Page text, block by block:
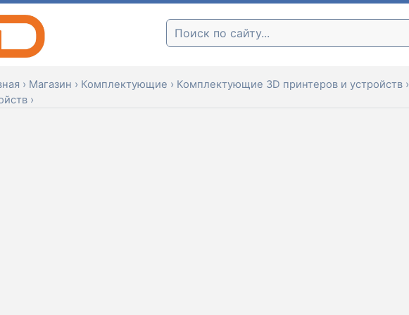
Поиск:
› Магазин › Комплектующие › Комплектующие 3D принтеров и устройств›
›